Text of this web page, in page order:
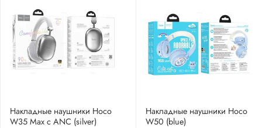
Накладные наушники Hoco
W35 Max с ANC (silver)
Накладные наушники Hoco
W50 (blue)